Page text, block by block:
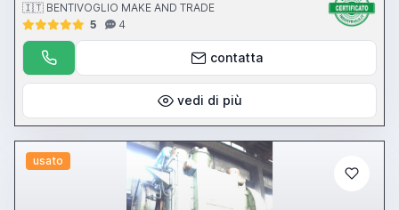
🇮🇹 BENTIVOGLIO MAKE AND TRADE
5
4
contatta
vedi di più
usato